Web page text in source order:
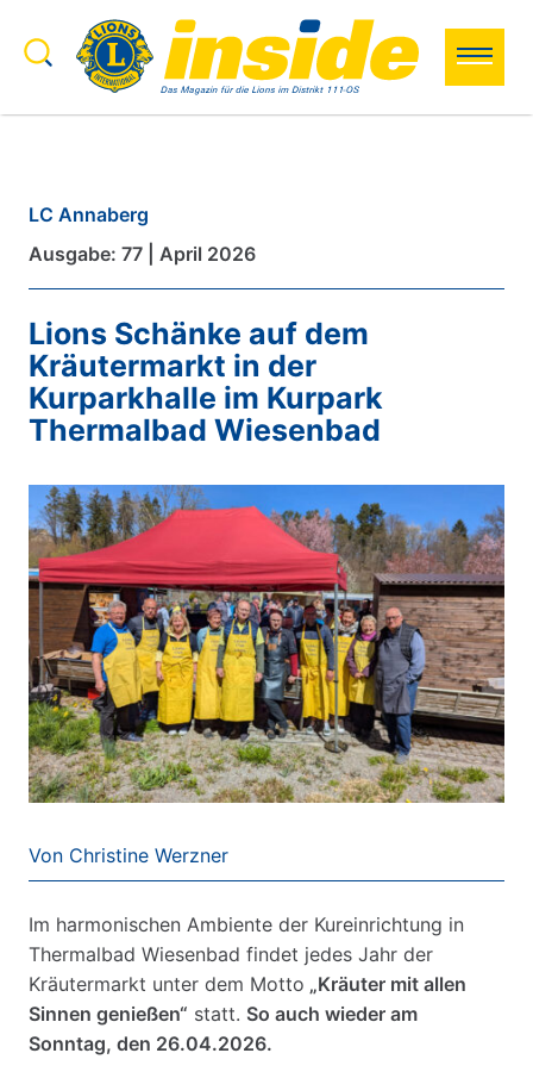
Zum Inhalt springen
Search to:
Search
LC Annaberg
Ausgabe: 77 | April 2026
Lions Schänke auf dem
Kräutermarkt in der
Kurparkhalle im Kurpark
Thermalbad Wiesenbad
Von Christine Werzner
Im harmonischen Ambiente der Kureinrichtung in
Thermalbad Wiesenbad findet jedes Jahr der
Kräutermarkt unter dem Motto „Kräuter mit allen
Sinnen genießen“ statt. So auch wieder am
Sonntag, den 26.04.2026.